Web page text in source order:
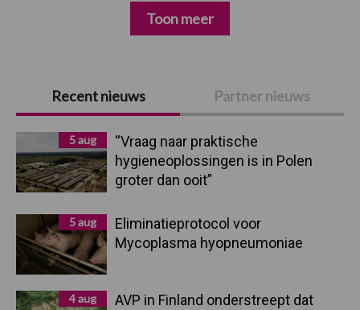
Primaire
Sidebar
Recent nieuws Partner nieuws
5 aug
“Vraag naar praktische
hygieneoplossingen is in Polen
groter dan ooit”
5 aug
Eliminatieprotocol voor
Mycoplasma hyopneumoniae
4 aug
AVP in Finland onderstreept dat
Toon meer